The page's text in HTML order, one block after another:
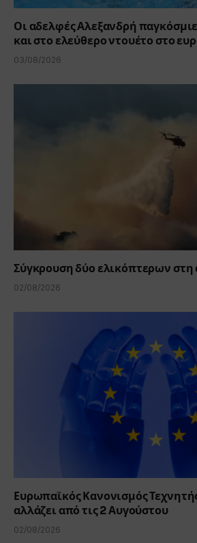
Οι αδελφές Αλεξανδρή
και στο ελεύθερο ντουέτο στο
03/08/2026
Σύγκρουση δύο ελικόπτερων
02/08/2026
Ευρωπαϊκός Κανονισμός
αλλάζει από τις 2 Αυγούστου
02/08/2026